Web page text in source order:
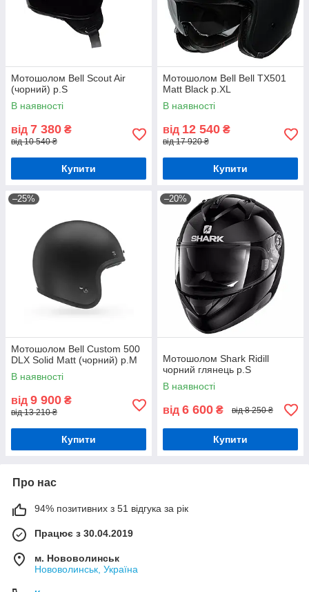
Мотошолом Bell Scout Air
(чорний) р.S
В наявності
від 7 380 ₴
від 10 540 ₴
Купити
Мотошолом Bell Bell TX501
Matt Black р.XL
В наявності
від 12 540 ₴
від 17 920 ₴
Купити
–25%
Мотошолом Bell Custom 500
DLX Solid Matt (чорний) р.М
В наявності
від 9 900 ₴
від 13 210 ₴
Купити
–20%
Мотошолом Shark Ridill
чорний глянець р.S
В наявності
від 6 600 ₴ від 8 250 ₴
Купити
Про нас
94% позитивних з 51 відгука за рік
Працює з 30.04.2019
м. Нововолинськ
Нововолинськ, Україна